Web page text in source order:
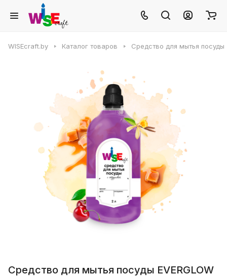
WISEcraft.by Каталог товаров Средство для мытья посуды
Средство для мытья посуды EVERGLOW